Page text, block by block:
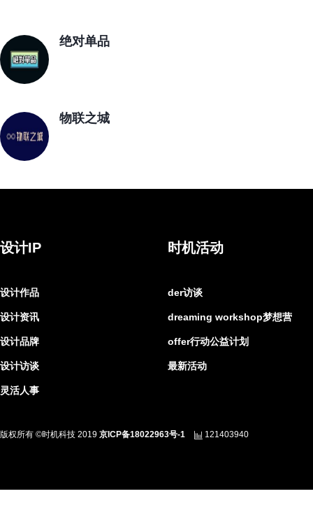
绝对单品
物联之城
设计IP
设计作品
设计资讯
设计品牌
设计访谈
灵活人事
时机活动
der访谈
dreaming workshop梦想营
offer行动公益计划
最新活动
版权所有 ©时机科技 2019 京ICP备18022963号-1 121403940